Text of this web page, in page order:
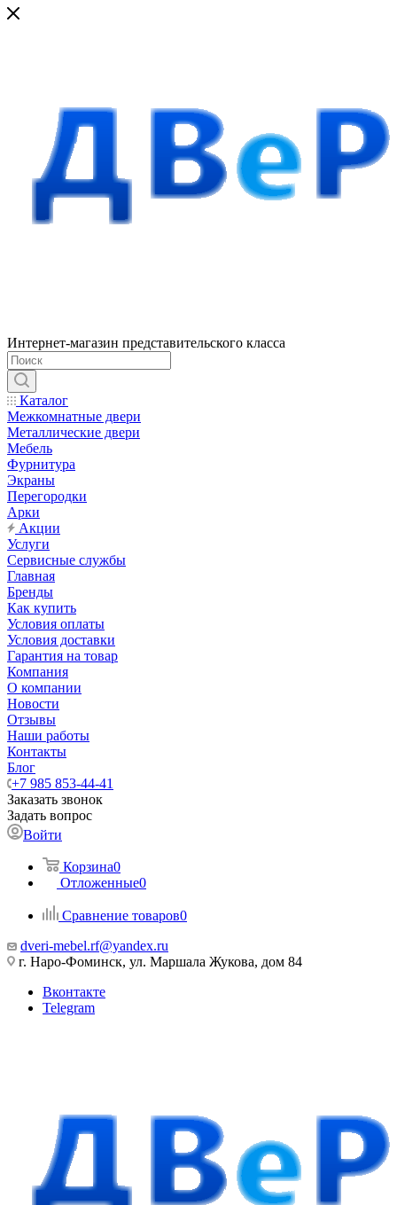
Интернет-магазин представительского класса
Каталог
Межкомнатные двери
Металлические двери
Мебель
Фурнитура
Экраны
Перегородки
Арки
Акции
Услуги
Сервисные службы
Главная
Бренды
Как купить
Условия оплаты
Условия доставки
Гарантия на товар
Компания
О компании
Новости
Отзывы
Наши работы
Контакты
Блог
+7 985 853-44-41
Заказать звонок
Задать вопрос
Войти
Корзина0
Отложенные0
Сравнение товаров0
dveri-mebel.rf@yandex.ru
г. Наро-Фоминск, ул. Маршала Жукова, дом 84
Вконтакте
Telegram